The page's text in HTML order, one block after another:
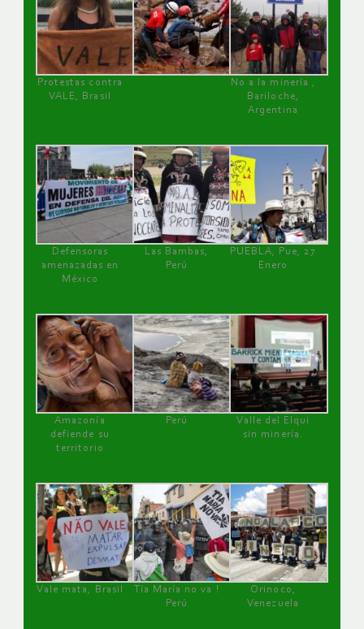
Protestas contra
VALE, Brasil
No a la minería ,
Bariloche,
Argentina
Defensoras
amenazadas en
México
Las Bambas,
Perú
PUEBLA, Pue, 27
Enero
Amazonía
defiende su
territorio
Perú
Valle del Elqui
sin minería.
Vale mata, Brasil
Tía María no va !
Perú
Orinoco,
Venezuela